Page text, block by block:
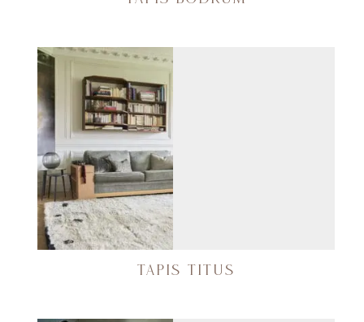
TAPIS TITUS